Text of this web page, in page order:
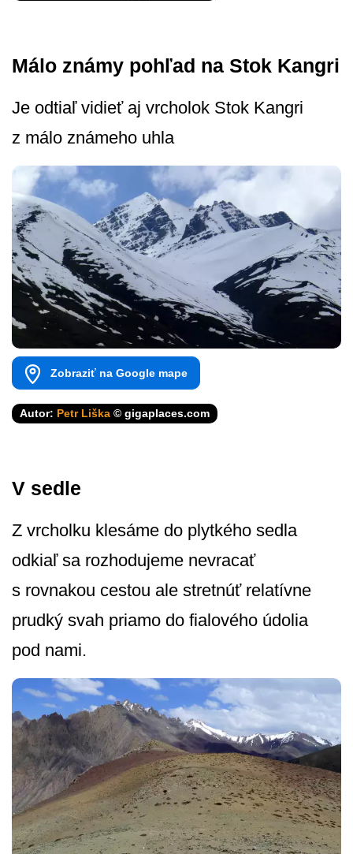
Málo známy pohľad na Stok Kangri
Je odtiaľ vidieť aj vrcholok Stok Kangri
z málo známeho uhla
Zobraziť na Google mape
Autor: Petr Liška © gigaplaces.com
V sedle
Z vrcholku klesáme do plytkého sedla
odkiaľ sa rozhodujeme nevracať
s rovnakou cestou ale stretnúť relatívne
prudký svah priamo do fialového údolia
pod nami.